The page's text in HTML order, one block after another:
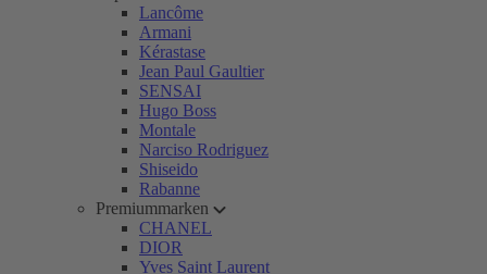
Lancôme
Armani
Kérastase
Jean Paul Gaultier
SENSAI
Hugo Boss
Montale
Narciso Rodriguez
Shiseido
Rabanne
Premiummarken
CHANEL
DIOR
Yves Saint Laurent